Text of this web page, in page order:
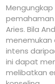
pemahaman
Aries. Bila
menemukan
intens
ini dapat
melibatkan